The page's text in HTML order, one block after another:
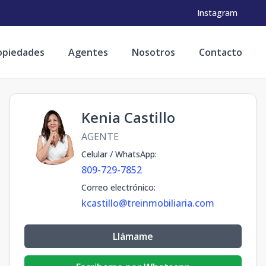
Instagram
Agentes Nosotros Contacto
Kenia Castillo
AGENTE
Celular / WhatsApp:
809-729-7852
Correo electrónico:
kcastillo@treinmobiliaria.com
Llámame